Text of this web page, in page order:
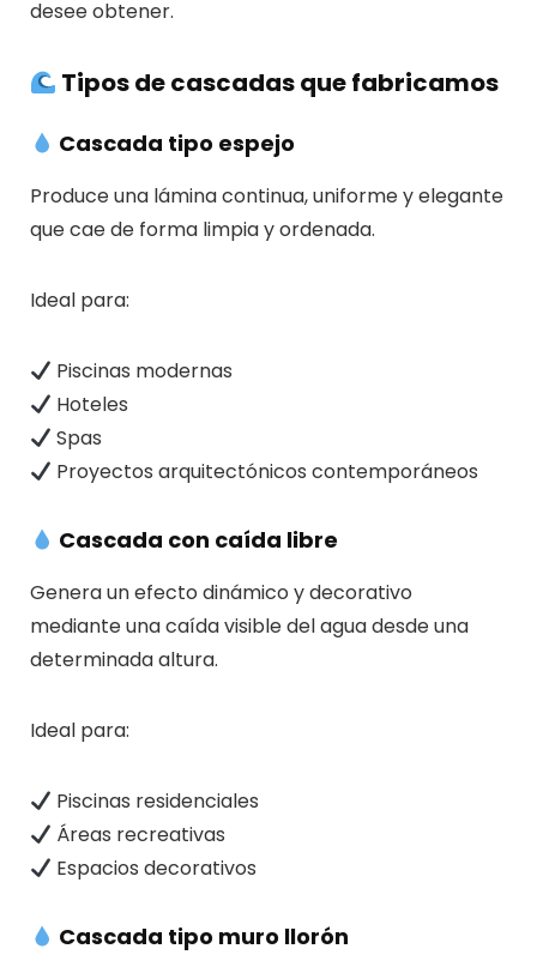
desee obtener.
Tipos de cascadas que fabricamos
Cascada tipo espejo
Produce una lámina continua, uniforme y elegante
que cae de forma limpia y ordenada.
Ideal para:
Piscinas modernas
Hoteles
Spas
Proyectos arquitectónicos contemporáneos
Cascada con caída libre
Genera un efecto dinámico y decorativo
mediante una caída visible del agua desde una
determinada altura.
Ideal para:
Piscinas residenciales
Áreas recreativas
Espacios decorativos
Cascada tipo muro llorón